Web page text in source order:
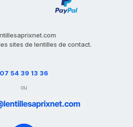
sites de lentilles de contact.
07 54 39 13 36
ou